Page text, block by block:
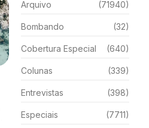
Arquivo (71940)
Bombando (32)
Cobertura Especial (640)
Colunas (339)
Entrevistas (398)
Especiais (7711)